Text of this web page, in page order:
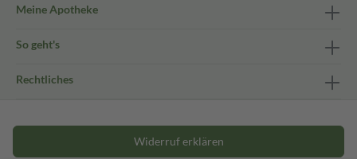
Meine Apotheke
So geht's
Rechtliches
Widerruf erklären